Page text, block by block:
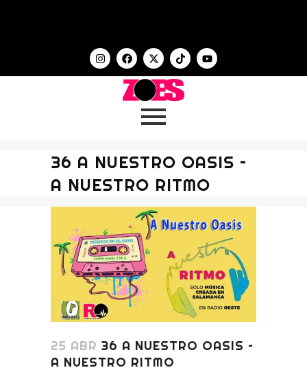
36 A NUESTRO OASIS –
A NUESTRO RITMO
25 ABR 36 A NUESTRO OASIS –
A NUESTRO RITMO